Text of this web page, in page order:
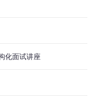
化面试讲座